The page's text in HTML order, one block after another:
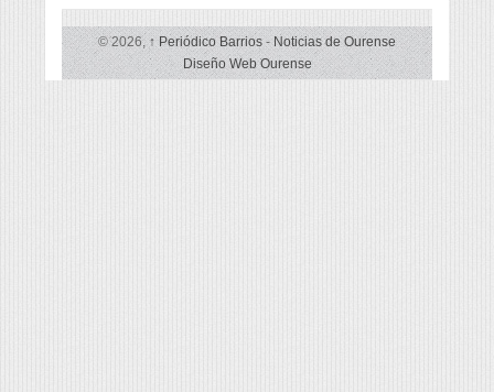
© 2026, ↑ Periódico Barrios- Noticias de Ourense
Diseño Web Ourense